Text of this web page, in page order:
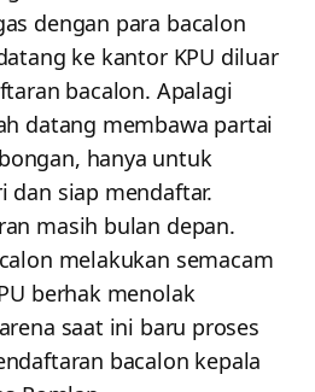
dengan para bacalon
ke kantor KPU diluar
bacalon. Apalagi
datang membawa partai
hanya untuk
dan siap mendaftar.
masih bulan depan.
melakukan semacam
berhak menolak
saat ini baru proses
bacalon kepala